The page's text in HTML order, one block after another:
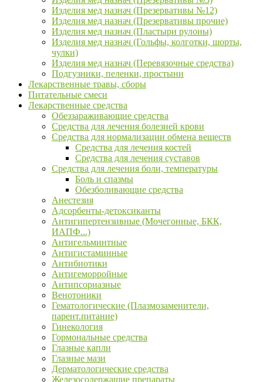
Изделия мед назнач (Презервативы №12)
Изделия мед назнач (Презервативы прочие)
Изделия мед назнач (Пластыри рулоны)
Изделия мед назнач (Гольфы, колготки, шорты,
чулки)
Изделия мед назнач (Перевязочные средства)
Подгузники, пеленки, простыни
Лекарственные травы, сборы
Питательные смеси
Лекарственные средства
Обеззараживающие средства
Средства для лечения болезней крови
Средства для нормализации обмена веществ
Средства для лечения костей
Средства для лечения суставов
Средства для лечения боли, температуры
Боль и спазмы
Обезболивающие средства
Анестезия
Адсорбенты-детоксиканты
Антигипертензивные (Мочегонные, БКК,
ИАПФ...)
Антигельминтные
Антигистаминные
Антибиотики
Антигеморройные
Антипсориазные
Венотоники
Гематологические (Плазмозаменители,
парент.питание)
Гинекология
Гормональные средства
Глазные капли
Глазные мази
Дерматологические средства
Железосодержащие препараты